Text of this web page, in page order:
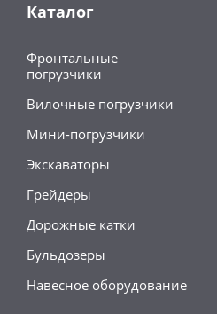
Каталог
Фронтальные
погрузчики
Вилочные погрузчики
Мини-погрузчики
Экскаваторы
Грейдеры
Дорожные катки
Бульдозеры
Навесное оборудование